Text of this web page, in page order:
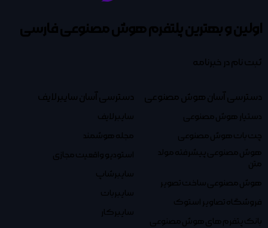
اولین و بهترین پلتفرمهوش مصنوعی فارسی
ثبت نام در خبرنامه
دسترسی آسان هوش مصنوعی
دستیار هوش مصنوعی
چت بات هوش مصنوعی
هوش مصنوعی پیشرفته مولد
متن
هوش مصنوعی ساخت تصویر
فروشگاه تصاویر استوک
بانک پتفرم های هوش مصنوعی
دسترسی آسان سایبرلایف
سایبرلایف
مجله هوشمند
استودیو واقعیت مجازی
سایبرشاپ
سایبربات
سایبرکار